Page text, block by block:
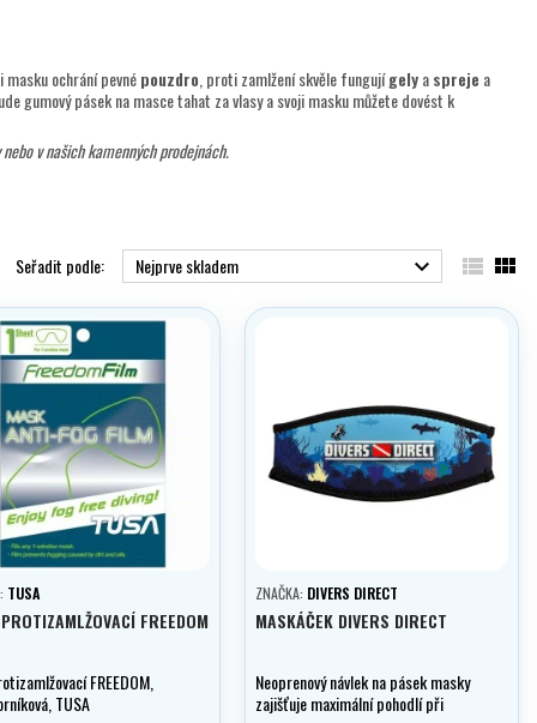
ochrání pevnépouzdro , proti zamlžení skvěle fungujígelyaspreje a
gumový pásek na masce tahat za vlasy a svoji masku můžete dovést k
v našich kamenných prodejnách.
Seřadit podle: Nejprve skladem   
TUSA
FREEDOM
FREEDOM,
TUSA
ZNAČKA: DIVERS DIRECT
MASKÁČEK DIVERS DIRECT
Neoprenový návlek na pásek masky
zajišťuje maximální pohodlí při